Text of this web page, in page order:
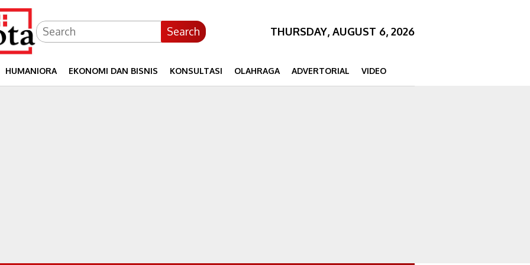
Search THURSDAY, AUGUST 6, 2026
HUMANIORA EKONOMI DAN BISNIS KONSULTASI OLAHRAGA ADVERTORIAL VIDEO